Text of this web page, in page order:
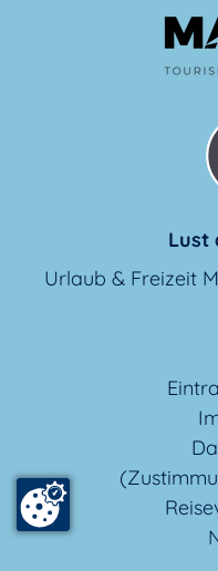
Lust
Urlaub & Freizeit